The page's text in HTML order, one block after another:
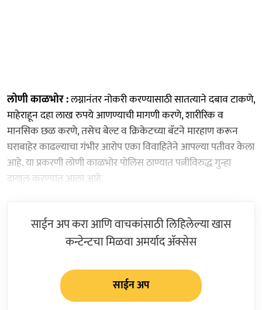
लोणी काळभोर :लग्नानंतर नोकरी करण्यासाठी सातत्याने दबाव टाकणे,
माहेराहून दहा लाख रुपये आणण्याची मागणी करणे, शारीरिक व
मानसिक छळ करणे, तसेच बेल्ट व क्रिकेटच्या बॅटने मारहाण करून
घराबाहेर काढल्याचा गंभीर आरोप एका विवाहितेने आपल्या पतीवर केला
आहे. या प्रकरणी लोणी काळभोर पोलिस ठाण्यात पत्नीविरुद्ध गुन्हा
दाखल करण्यात आला आहे.
साईन अप करा आणि वाचकांसाठी लिहिलेल्या खास
कन्टेन्टचा मिळवा अमर्याद ॲक्सेस
साईन अप